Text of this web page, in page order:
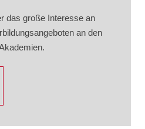
das große Interesse an
an den